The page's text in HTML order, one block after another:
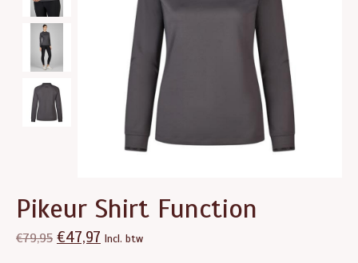
Pikeur Shirt Function
€79,95 €47,97 Incl. btw